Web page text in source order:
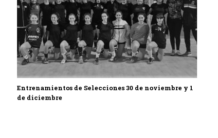
Entrenamientos de Selecciones 30 de noviembre y 1
de diciembre